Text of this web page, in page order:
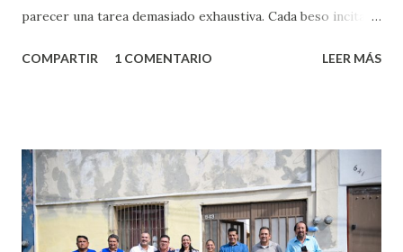
parecer una tarea demasiado exhaustiva. Cada beso incita
partes de ti que jamás hubieras imaginado. El problema es
conoces ni la mitad de lo que deberías saber. Pero incluso
quienes ya han tenido relaciones sexuales no son expertos
o expertas en el tema. Siempre hay algo nuevo que
aprender y nuevas experiencias que conocer. Si eres una
COMPARTIR 1 COMENTARIO LEER MÁS